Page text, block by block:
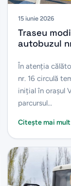
15 iunie 2026
Traseu
autobuzul
În atenția
nr. 16 circulă
inițial în orașul
parcursul...
Citește mai mult